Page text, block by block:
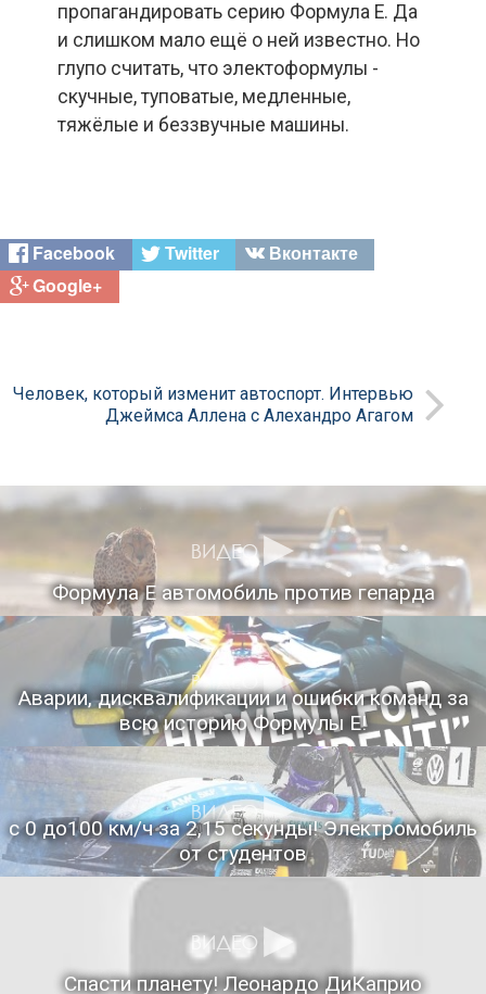
пропагандировать серию Формула E. Да
и слишком мало ещё о ней известно. Но
глупо считать, что электоформулы -
скучные, туповатые, медленные,
тяжёлые и беззвучные машины.
Facebook Twitter
Вконтакте
Google+
Человек, который изменит автоспорт. Интервью
Джеймса Аллена с Алехандро Агагом
Формула Е автомобиль против гепарда
Аварии, дисквалификации и ошибки команд за
всю историю Формулы Е!
с 0 до100 км/ч за 2,15 секунды! Электромобиль
от студентов
Спасти планету! Леонардо ДиКаприо